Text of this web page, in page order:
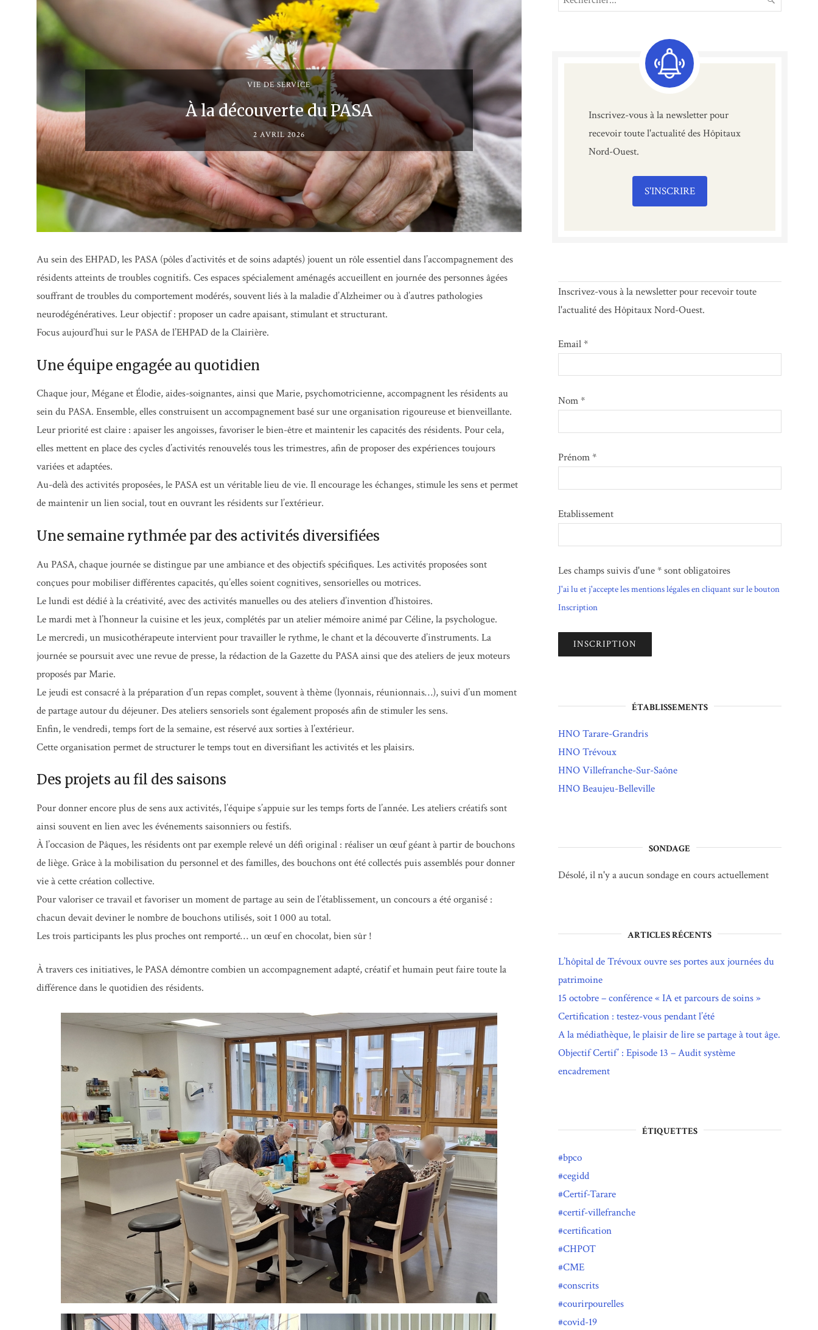
VIE DE SERVICE
À la découverte du PASA
2 AVRIL 2026
Au sein des EHPAD, les PASA (pôles d’activités et de soins adaptés) jouent un rôle essentiel dans l’accompagnement des
résidents atteints de troubles cognitifs. Ces espaces spécialement aménagés accueillent en journée des personnes âgées
souffrant de troubles du comportement modérés, souvent liés à la maladie d’Alzheimer ou à d’autres pathologies
neurodégénératives. Leur objectif : proposer un cadre apaisant, stimulant et structurant.
Focus aujourd’hui sur le PASA de l’EHPAD de la Clairière.
Une équipe engagée au quotidien
Chaque jour, Mégane et Élodie, aides-soignantes, ainsi que Marie, psychomotricienne, accompagnent les résidents au
sein du PASA. Ensemble, elles construisent un accompagnement basé sur une organisation rigoureuse et bienveillante.
Leur priorité est claire : apaiser les angoisses, favoriser le bien-être et maintenir les capacités des résidents. Pour cela,
elles mettent en place des cycles d’activités renouvelés tous les trimestres, afin de proposer des expériences toujours
variées et adaptées.
Au-delà des activités proposées, le PASA est un véritable lieu de vie. Il encourage les échanges, stimule les sens et permet
de maintenir un lien social, tout en ouvrant les résidents sur l’extérieur.
Une semaine rythmée par des activités diversifiées
Au PASA, chaque journée se distingue par une ambiance et des objectifs spécifiques. Les activités proposées sont
conçues pour mobiliser différentes capacités, qu’elles soient cognitives, sensorielles ou motrices.
Le lundi est dédié à la créativité, avec des activités manuelles ou des ateliers d’invention d’histoires.
Le mardi met à l’honneur la cuisine et les jeux, complétés par un atelier mémoire animé par Céline, la psychologue.
Le mercredi, un musicothérapeute intervient pour travailler le rythme, le chant et la découverte d’instruments. La
journée se poursuit avec une revue de presse, la rédaction de la Gazette du PASA ainsi que des ateliers de jeux moteurs
proposés par Marie.
Le jeudi est consacré à la préparation d’un repas complet, souvent à thème (lyonnais, réunionnais…), suivi d’un moment
de partage autour du déjeuner. Des ateliers sensoriels sont également proposés afin de stimuler les sens.
Enfin, le vendredi, temps fort de la semaine, est réservé aux sorties à l’extérieur.
Cette organisation permet de structurer le temps tout en diversifiant les activités et les plaisirs.
Des projets au fil des saisons
Pour donner encore plus de sens aux activités, l’équipe s’appuie sur les temps forts de l’année. Les ateliers créatifs sont
ainsi souvent en lien avec les événements saisonniers ou festifs.
À l’occasion de Pâques, les résidents ont par exemple relevé un défi original : réaliser un œuf géant à partir de bouchons
de liège. Grâce à la mobilisation du personnel et des familles, des bouchons ont été collectés puis assemblés pour donner
vie à cette création collective.
Pour valoriser ce travail et favoriser un moment de partage au sein de l’établissement, un concours a été organisé :
chacun devait deviner le nombre de bouchons utilisés, soit 1 000 au total.
Les trois participants les plus proches ont remporté… un œuf en chocolat, bien sûr !
À travers ces initiatives, le PASA démontre combien un accompagnement adapté, créatif et humain peut faire toute la
différence dans le quotidien des résidents.
for:
Inscrivez-vous à la newsletter pour
recevoir toute l'actualité des Hôpitaux
Nord-Ouest.
S'INSCRIRE
Inscrivez-vous à la newsletter pour recevoir toute
l'actualité des Hôpitaux Nord-Ouest.
Email *
Nom *
Prénom *
Etablissement
Les champs suivis d'une * sont obligatoires
J'ai lu et j'accepte les mentions légales en cliquant sur le bouton
Inscription
ÉTABLISSEMENTS
HNO Tarare-Grandris
HNO Trévoux
HNO Villefranche-Sur-Saône
HNO Beaujeu-Belleville
SONDAGE
Désolé, il n'y a aucun sondage en cours actuellement
ARTICLES RÉCENTS
L’hôpital de Trévoux ouvre ses portes aux journées du
patrimoine
15 octobre – conférence « IA et parcours de soins »
Certification : testez-vous pendant l’été
A la médiathèque, le plaisir de lire se partage à tout âge.
Objectif Certif’ : Episode 13 – Audit système
encadrement
ÉTIQUETTES
bpco
cegidd
Certif-Tarare
certif-villefranche
certification
CHPOT
CME
conscrits
courirpourelles
covid-19